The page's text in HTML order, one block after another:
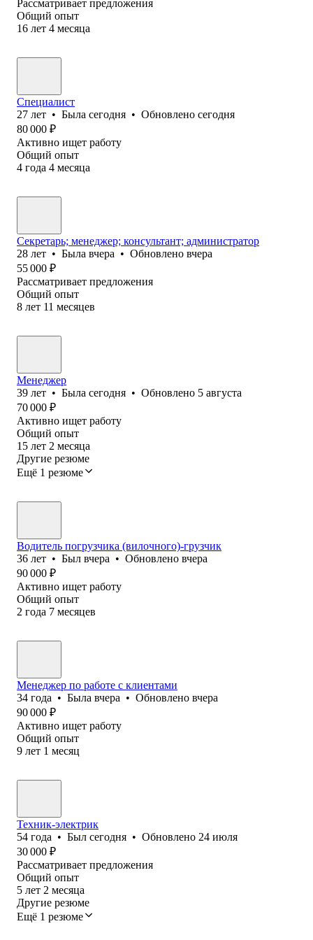
Рассматривает предложения
Общий опыт
16 лет 4 месяца
Специалист
27 лет • Была сегодня • Обновлено сегодня
80 000 ₽
Активно ищет работу
Общий опыт
4 года 4 месяца
Секретарь; менеджер; консультант; администратор
28 лет • Была вчера • Обновлено вчера
55 000 ₽
Рассматривает предложения
Общий опыт
8 лет 11 месяцев
Менеджер
39 лет • Была сегодня • Обновлено 5 августа
70 000 ₽
Активно ищет работу
Общий опыт
15 лет 2 месяца
Другие резюме
Ещё 1 резюме
Водитель погрузчика (вилочного)-грузчик
36 лет • Был вчера • Обновлено вчера
90 000 ₽
Активно ищет работу
Общий опыт
2 года 7 месяцев
Менеджер по работе с клиентами
34 года • Была вчера • Обновлено вчера
90 000 ₽
Активно ищет работу
Общий опыт
9 лет 1 месяц
Техник-электрик
54 года • Был сегодня • Обновлено 24 июля
30 000 ₽
Рассматривает предложения
Общий опыт
5 лет 2 месяца
Другие резюме
Ещё 1 резюме